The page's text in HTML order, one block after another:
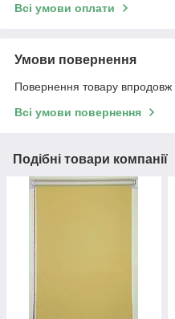
Всі умови оплати
Умови повернення
Повернення товару впродовж
Всі умови повернення
Подібні товари компанії